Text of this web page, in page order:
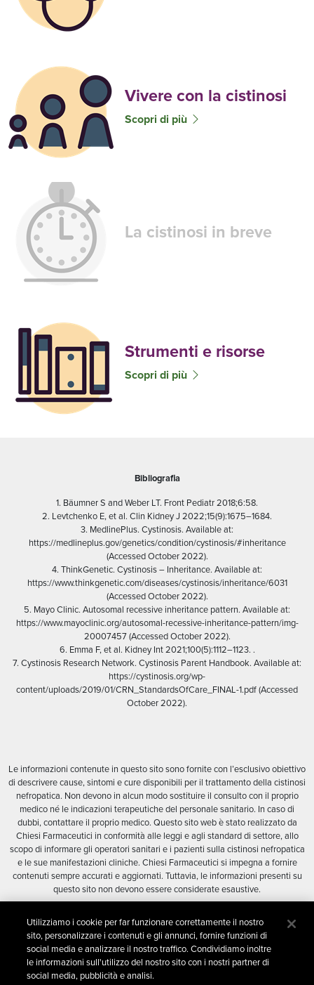
Vivere con la cistinosi
Scopri di più
La cistinosi in breve
Strumenti e risorse
Scopri di più
Bibliografia
1. Bäumner S and Weber LT. Front Pediatr 2018;6:58.
2. Levtchenko E, et al. Clin Kidney J 2022;15(9):1675–1684.
3. MedlinePlus. Cystinosis. Available at:
https://medlineplus.gov/genetics/condition/cystinosis/#inheritance
(Accessed October 2022).
4. ThinkGenetic. Cystinosis – Inheritance. Available at:
https://www.thinkgenetic.com/diseases/cystinosis/inheritance/6031
(Accessed October 2022).
5. Mayo Clinic. Autosomal recessive inheritance pattern. Available at:
https://www.mayoclinic.org/autosomal-recessive-inheritance-pattern/img-
20007457 (Accessed October 2022).
6. Emma F, et al. Kidney Int 2021;100(5):1112–1123. .
7. Cystinosis Research Network. Cystinosis Parent Handbook. Available at:
https://cystinosis.org/wp-
content/uploads/2019/01/CRN_StandardsOfCare_FINAL-1.pdf (Accessed
October 2022).
Le informazioni contenute in questo sito sono fornite con l’esclusivo obiettivo
di descrivere cause, sintomi e cure disponibili per il trattamento della cistinosi
nefropatica. Non devono in alcun modo sostituire il consulto con il proprio
medico né le indicazioni terapeutiche del personale sanitario. In caso di
dubbi, contattare il proprio medico. Questo sito web è stato realizzato da
Chiesi Farmaceutici in conformità alle leggi e agli standard di settore, allo
scopo di informare gli operatori sanitari e i pazienti sulla cistinosi nefropatica
e le sue manifestazioni cliniche. Chiesi Farmaceutici si impegna a fornire
contenuti sempre accurati e aggiornati. Tuttavia, le informazioni presenti su
questo sito non devono essere considerate esaustive.
Chiesi Farmaceutici ringrazia Cystinosis Network Europe (CNE),
http://cystinosis-europe.eu, per l’attenta revisione di questi contenuti,
eseguita a titolo completamente gratuito.
ALL_21_071 | Novembre 2022
Utilizziamo i cookie per far funzionare correttamente il nostro
sito, personalizzare i contenuti e gli annunci, fornire funzioni di
social media e analizzare il nostro traffico. Condividiamo inoltre
le informazioni sull'utilizzo del nostro sito con i nostri partner di
social media, pubblicità e analisi.